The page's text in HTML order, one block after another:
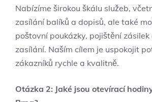
Nabízíme širokou škálu služeb,
zasílání balíků a dopisů, ale také
poštovní poukázky, pojištění
zasílání. Naším cílem je uspokojit
zákazníků rychle a kvalitně.
Otázka 2: Jaké jsou otevírací